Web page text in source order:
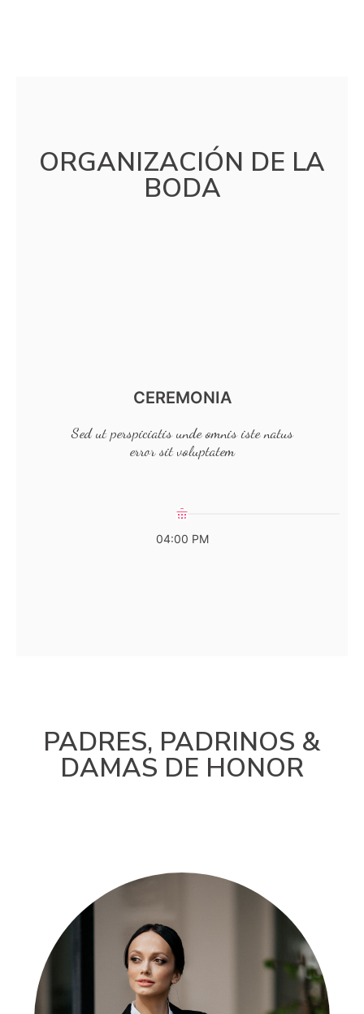
ORGANIZACIÓN DE LA
BODA
CEREMONIA
Sed ut perspiciatis unde omnis iste natus
error sit voluptatem
04:00 PM
PADRES, PADRINOS &
DAMAS DE HONOR